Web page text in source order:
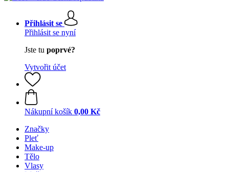
Přihlásit se
Přihlásit se nyní
Jste tu poprvé?
Vytvořit účet
Nákupní košík 0,00 Kč
Značky
Pleť
Make-up
Tělo
Vlasy